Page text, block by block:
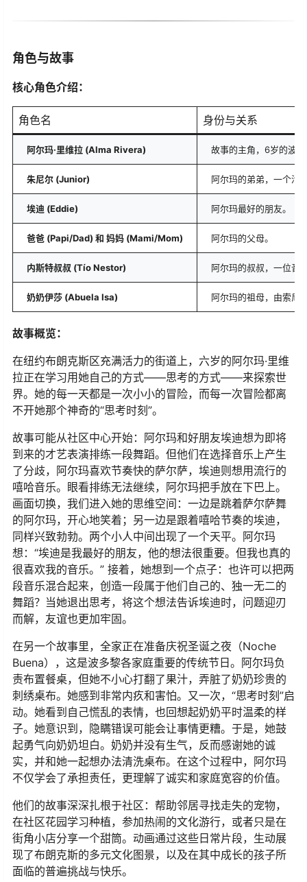
角色与故事
核心角色介绍：
角色名 身份与关系
阿尔玛·里维拉 (Alma Rivera) 故事的主角，6岁的波
朱尼尔 (Junior) 阿尔玛的弟弟，一个活
埃迪 (Eddie) 阿尔玛最好的朋友。
爸爸 (Papi/Dad) 和 妈妈 (Mami/Mom) 阿尔玛的父母。
内斯特叔叔 (Tío Nestor) 阿尔玛的叔叔，一位音
奶奶伊莎 (Abuela Isa) 阿尔玛的祖母，由索尼
故事概览：
在纽约布朗克斯区充满活力的街道上，六岁的阿尔玛·里维
拉正在学习用她自己的方式——思考的方式——来探索世
界。她的每一天都是一次小小的冒险，而每一次冒险都离
不开她那个神奇的“思考时刻”。
故事可能从社区中心开始：阿尔玛和好朋友埃迪想为即将
到来的才艺表演排练一段舞蹈。但他们在选择音乐上产生
了分歧，阿尔玛喜欢节奏快的萨尔萨，埃迪则想用流行的
嘻哈音乐。眼看排练无法继续，阿尔玛把手放在下巴上。
画面切换，我们进入她的思维空间：一边是跳着萨尔萨舞
的阿尔玛，开心地笑着；另一边是跟着嘻哈节奏的埃迪，
同样兴致勃勃。两个小人中间出现了一个天平。阿尔玛
想：“埃迪是我最好的朋友，他的想法很重要。但我也真的
很喜欢我的音乐。” 接着，她想到一个点子：也许可以把两
段音乐混合起来，创造一段属于他们自己的、独一无二的
舞蹈？当她退出思考，将这个想法告诉埃迪时，问题迎刃
而解，友谊也更加牢固。
在另一个故事里，全家正在准备庆祝圣诞之夜（Noche
Buena），这是波多黎各家庭重要的传统节日。阿尔玛负
责布置餐桌，但她不小心打翻了果汁，弄脏了奶奶珍贵的
刺绣桌布。她感到非常内疚和害怕。又一次，“思考时刻”启
动。她看到自己慌乱的表情，也回想起奶奶平时温柔的样
子。她意识到，隐瞒错误可能会让事情更糟。于是，她鼓
起勇气向奶奶坦白。奶奶并没有生气，反而感谢她的诚
实，并和她一起想办法清洗桌布。在这个过程中，阿尔玛
不仅学会了承担责任，更理解了诚实和家庭宽容的价值。
他们的故事深深扎根于社区：帮助邻居寻找走失的宠物，
在社区花园学习种植，参加热闹的文化游行，或者只是在
街角小店分享一个甜筒。动画通过这些日常片段，生动展
现了布朗克斯的多元文化图景，以及在其中成长的孩子所
面临的普遍挑战与快乐。